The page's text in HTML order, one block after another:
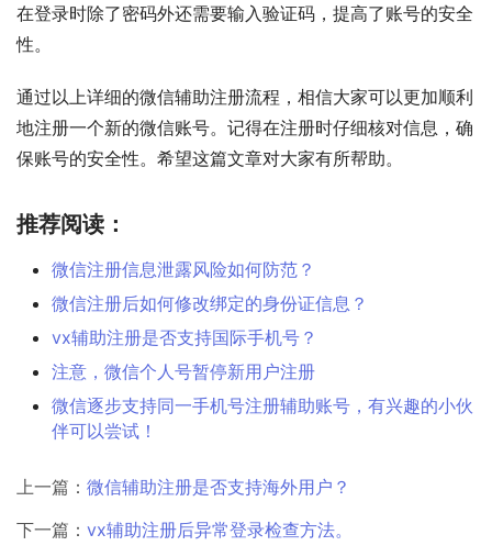
在登录时除了密码外还需要输入验证码，提高了账号的安全
性。
通过以上详细的微信辅助注册流程，相信大家可以更加顺利
地注册一个新的微信账号。记得在注册时仔细核对信息，确
保账号的安全性。希望这篇文章对大家有所帮助。
推荐阅读：
微信注册信息泄露风险如何防范？
微信注册后如何修改绑定的身份证信息？
vx辅助注册是否支持国际手机号？
注意，微信个人号暂停新用户注册
微信逐步支持同一手机号注册辅助账号，有兴趣的小伙
伴可以尝试！
上一篇： 微信辅助注册是否支持海外用户？
下一篇： vx辅助注册后异常登录检查方法。